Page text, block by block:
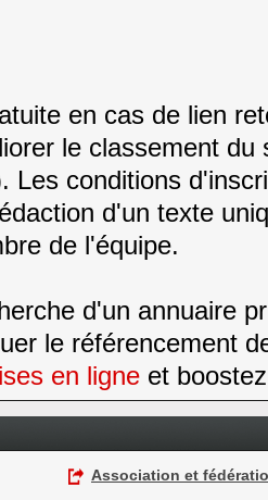
en cas de lien
le classement du
Les conditions
d'un texte
de l'équipe.
d'un annuaire
le référencement
en ligne et
Association et